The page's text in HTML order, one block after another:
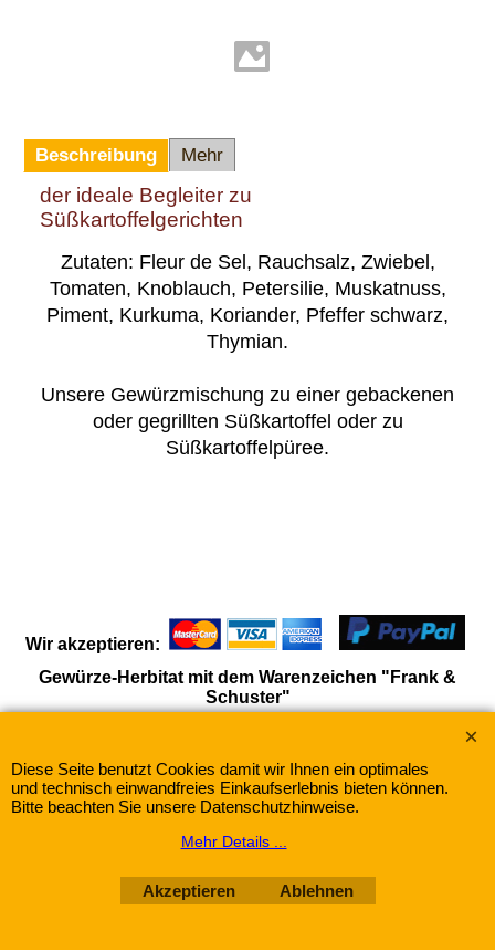
Beschreibung Mehr
der ideale Begleiter zu
Süßkartoffelgerichten
Zutaten: Fleur de Sel, Rauchsalz, Zwiebel,
Tomaten, Knoblauch, Petersilie, Muskatnuss,
Piment, Kurkuma, Koriander, Pfeffer schwarz,
Thymian.
Unsere Gewürzmischung zu einer gebackenen
oder gegrillten Süßkartoffel oder zu
Süßkartoffelpüree.
Wir akzeptieren:
Gewürze-Herbitat mit dem Warenzeichen "Frank &
Schuster"
WebShop erstellt mit
ShopFactory Shop
Software.
Diese Seite benutzt Cookies damit wir Ihnen ein optimales
und technisch einwandfreies Einkaufserlebnis bieten können.
Bitte beachten Sie unsere Datenschutzhinweise.
Mehr Details ...
Akzeptieren Ablehnen